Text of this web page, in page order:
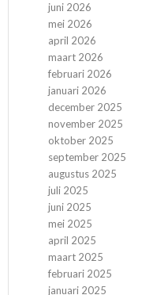
juni 2026
mei 2026
april 2026
maart 2026
februari 2026
januari 2026
december 2025
november 2025
oktober 2025
september 2025
augustus 2025
juli 2025
juni 2025
mei 2025
april 2025
maart 2025
februari 2025
januari 2025